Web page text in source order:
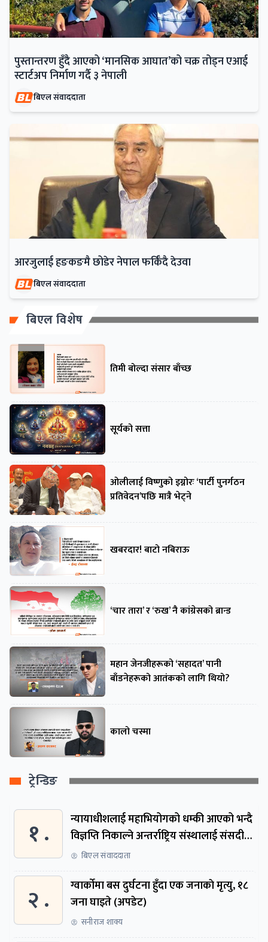
पुस्तान्तरण हुँदै आएको ‘मानसिक आघात’को चक्र तोड्न एआई
स्टार्टअप निर्माण गर्दै ३ नेपाली
बिएल संवाददाता
आरजुलाई हङकङमै छोडेर नेपाल फर्किँदै देउवा
बिएल संवाददाता
बिएल विशेष
तिमी बोल्दा संसार बाँच्छ
सूर्यको सत्ता
ओलीलाई विष्णुको इग्नोरः ‘पार्टी पुनर्गठन
प्रतिवेदन’पछि मात्रै भेट्ने
खबरदार! बाटो नबिराऊ
‘चार तारा’ र ‘रुख’ नै कांग्रेसको ब्रान्ड
महान जेनजीहरूको ‘सहादत’ पानी
बाँडनेहरूको आतंकको लागि थियो?
कालो चस्मा
ट्रेन्डिङ
१ .
न्यायाधीशलाई महाभियोगको धम्की आएको भन्दै
विज्ञप्ति निकाल्ने अन्तर्राष्ट्रिय संस्थालाई संसदीय
समितिमा बोलाइयो
बिएल संवाददाता
२ .
ग्वार्काेमा बस दुर्घटना हुँदा एक जनाकाे मृत्यु, १८
जना घाइते (अपडेट)
सनीराज शाक्य